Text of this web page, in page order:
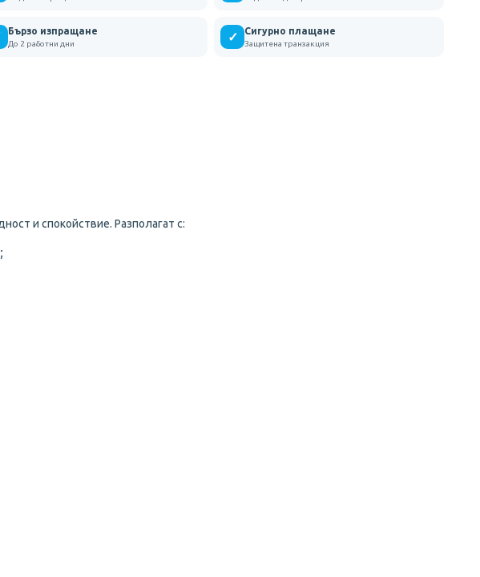
Бързо изпращане
До 2 работни дни ✓ Сигурно плащане
Защитена транзакция
и спокойствие. Разполагат с: